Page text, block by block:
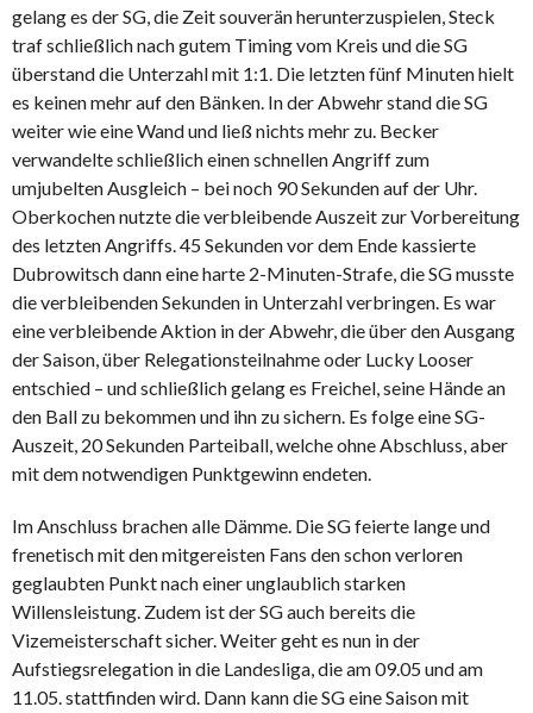
gelang es der SG, die Zeit souverän herunterzuspielen, Steck
traf schließlich nach gutem Timing vom Kreis und die SG
überstand die Unterzahl mit 1:1. Die letzten fünf Minuten hielt
es keinen mehr auf den Bänken. In der Abwehr stand die SG
weiter wie eine Wand und ließ nichts mehr zu. Becker
verwandelte schließlich einen schnellen Angriff zum
umjubelten Ausgleich – bei noch 90 Sekunden auf der Uhr.
Oberkochen nutzte die verbleibende Auszeit zur Vorbereitung
des letzten Angriffs. 45 Sekunden vor dem Ende kassierte
Dubrowitsch dann eine harte 2-Minuten-Strafe, die SG musste
die verbleibenden Sekunden in Unterzahl verbringen. Es war
eine verbleibende Aktion in der Abwehr, die über den Ausgang
der Saison, über Relegationsteilnahme oder Lucky Looser
entschied – und schließlich gelang es Freichel, seine Hände an
den Ball zu bekommen und ihn zu sichern. Es folge eine SG-
Auszeit, 20 Sekunden Parteiball, welche ohne Abschluss, aber
mit dem notwendigen Punktgewinn endeten.
Im Anschluss brachen alle Dämme. Die SG feierte lange und
frenetisch mit den mitgereisten Fans den schon verloren
geglaubten Punkt nach einer unglaublich starken
Willensleistung. Zudem ist der SG auch bereits die
Vizemeisterschaft sicher. Weiter geht es nun in der
Aufstiegsrelegation in die Landesliga, die am 09.05 und am
11.05. stattfinden wird. Dann kann die SG eine Saison mit